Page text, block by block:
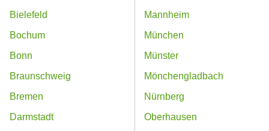
Bielefeld
Bochum
Bonn
Braunschweig
Bremen
Darmstadt
Mannheim
München
Münster
Mönchengladbach
Nürnberg
Oberhausen